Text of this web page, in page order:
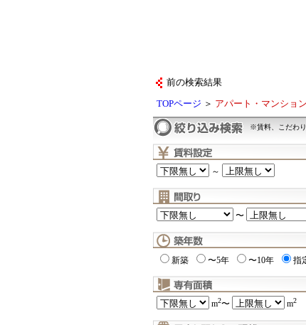
前の検索結果
TOPページ ＞ アパート・マンション
※賃料、こだわ
～
〜
新築 〜5年 〜10年 指
m2〜 m2